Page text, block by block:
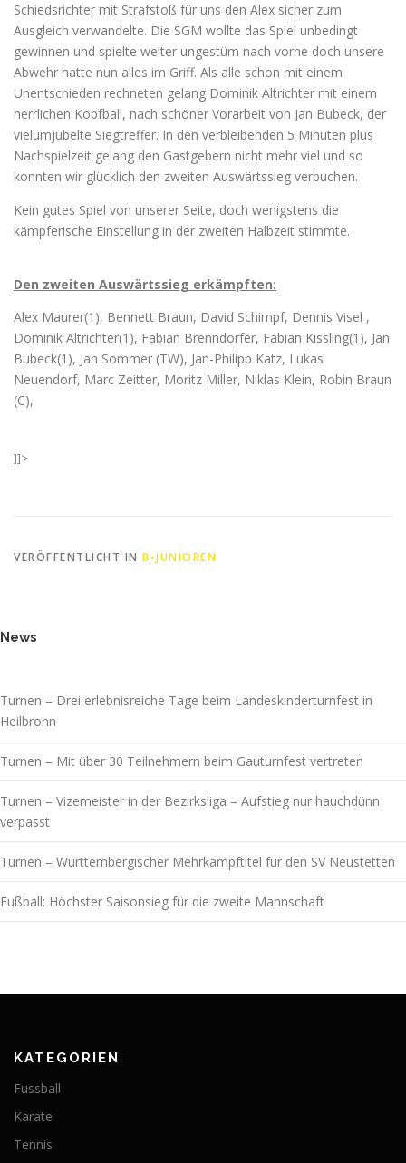
Schiedsrichter mit Strafstoß für uns den Alex sicher zum
Ausgleich verwandelte. Die SGM wollte das Spiel unbedingt
gewinnen und spielte weiter ungestüm nach vorne doch unsere
Abwehr hatte nun alles im Griff. Als alle schon mit einem
Unentschieden rechneten gelang Dominik Altrichter mit einem
herrlichen Kopfball, nach schöner Vorarbeit von Jan Bubeck, der
vielumjubelte Siegtreffer. In den verbleibenden 5 Minuten plus
Nachspielzeit gelang den Gastgebern nicht mehr viel und so
konnten wir glücklich den zweiten Auswärtssieg verbuchen.
Kein gutes Spiel von unserer Seite, doch wenigstens die
kämpferische Einstellung in der zweiten Halbzeit stimmte.
Den zweiten Auswärtssieg erkämpften:
Alex Maurer(1), Bennett Braun, David Schimpf, Dennis Visel ,
Dominik Altrichter(1), Fabian Brenndörfer, Fabian Kissling(1), Jan
Bubeck(1), Jan Sommer (TW), Jan-Philipp Katz, Lukas
Neuendorf, Marc Zeitter, Moritz Miller, Niklas Klein, Robin Braun
(C),
]]>
VERÖFFENTLICHT IN B-JUNIOREN
News
Turnen – Drei erlebnisreiche Tage beim Landeskinderturnfest in
Heilbronn
Turnen – Mit über 30 Teilnehmern beim Gauturnfest vertreten
Turnen – Vizemeister in der Bezirksliga – Aufstieg nur hauchdünn
verpasst
Turnen – Württembergischer Mehrkampftitel für den SV Neustetten
Fußball: Höchster Saisonsieg für die zweite Mannschaft
KATEGORIEN
Fussball
Karate
Tennis